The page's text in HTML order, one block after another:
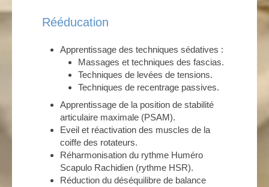
Rééducation
Apprentissage des techniques sédatives :
Massages et techniques des fascias.
Techniques de levées de tensions.
Techniques de recentrage passives.
Apprentissage de la position de stabilité
articulaire maximale (PSAM).
Eveil et réactivation des muscles de la
coiffe des rotateurs.
Réharmonisation du rythme Huméro
Scapulo Rachidien (rythme HSR).
Réduction du déséquilibre de balance